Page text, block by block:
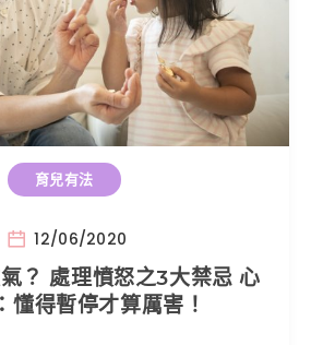
育兒有法
12/06/2020
？ 處理憤怒之3大禁忌 心
懂得暫停才算厲害！